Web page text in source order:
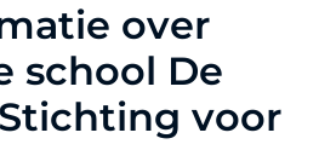
over
school De
voor